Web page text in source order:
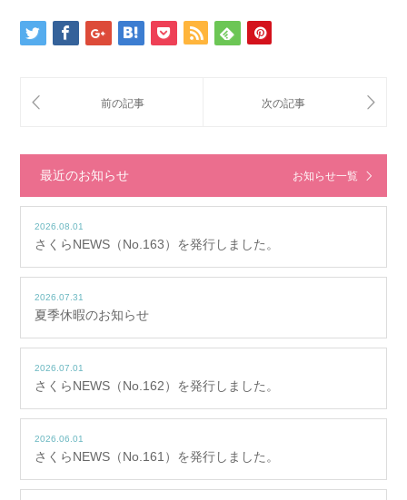
最近のお知らせ お知らせ一覧
2026.08.01
さくらNEWS（No.163）を発行しました。
2026.07.31
夏季休暇のお知らせ
2026.07.01
さくらNEWS（No.162）を発行しました。
2026.06.01
さくらNEWS（No.161）を発行しました。